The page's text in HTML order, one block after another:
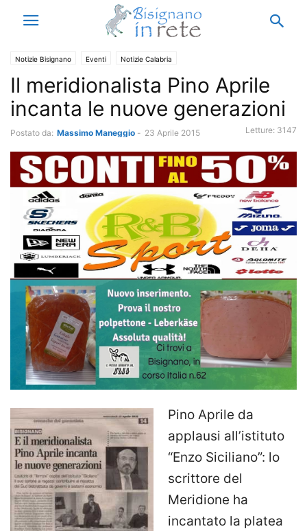
Notizie Bisignano Eventi Notizie Calabria
Il meridionalista Pino Aprile
incanta le nuove generazioni
Postato da: Massimo Maneggio - 23 Aprile 2015 Letture: 3147
Pino Aprile da
applausi all’istituto
“Enzo Siciliano”: lo
scrittore del
Meridione ha
incantato la platea